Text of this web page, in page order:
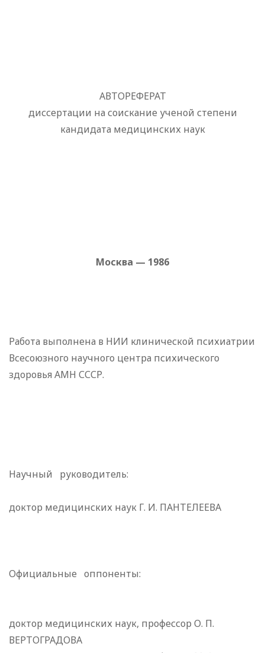
АВТОРЕФЕРАТ
диссертации на соискание ученой степени
кандидата медицинских наук
Москва — 1986
Работа выполнена в НИИ клинической психиатрии
Всесоюзного научного центра психического
здоровья АМН СССР.
Научный руководитель:
доктор медицинских наук Г. И. ПАНТЕЛЕЕВА
Официальные оппоненты:
доктор медицинских наук, профессор О. П.
ВЕРТОГРАДОВА